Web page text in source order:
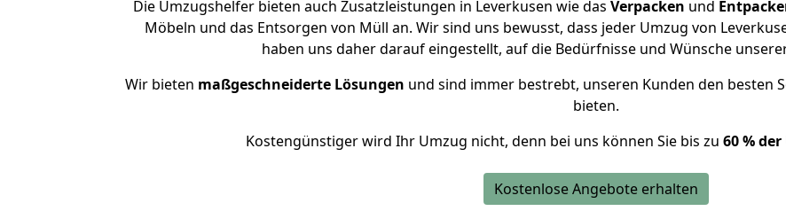
Die Umzugshelfer bieten auch Zusatzleistungen in Leverkusen wie das Verpacken und
Möbeln und das Entsorgen von Müll an. Wir sind uns bewusst, dass jeder Umzug von
haben uns daher darauf eingestellt, auf die Bedürfnisse und Wünsche
Wir bieten maßgeschneiderte Lösungen und sind immer bestrebt, unseren Kunden den besten
bieten.
Kostengünstiger wird Ihr Umzug nicht, denn bei uns können Sie bis zu 60 %
Kostenlose Angebote erhalten